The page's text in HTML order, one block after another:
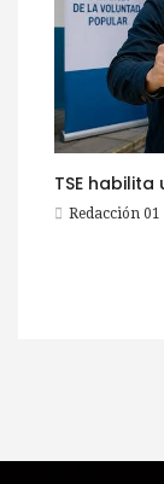
Redacción 01